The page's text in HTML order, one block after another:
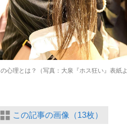
心理とは？（写真：大泉『ホス狂い』表紙よ
この記事の画像（13枚）